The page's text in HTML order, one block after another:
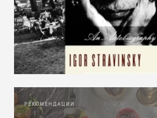
РЕКОМЕНДАЦИИ